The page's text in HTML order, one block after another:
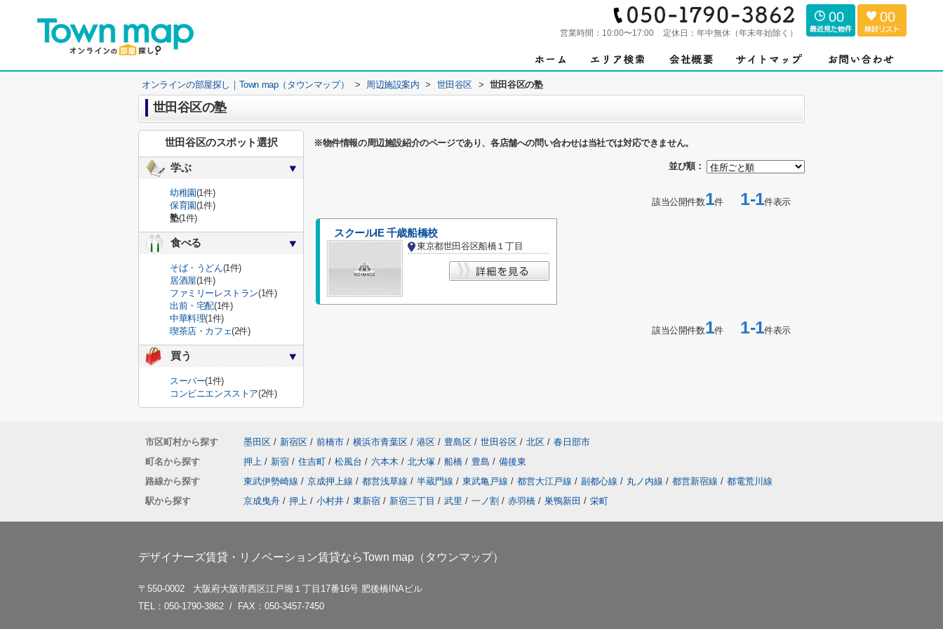
営業時間： 10:00〜17:00 定休日： 年中無休（年末年始除く）
00 00
オンラインの部屋探し｜Town map（タウンマップ） > 周辺施設案内 > 世田谷区 > 世田谷区の塾
世田谷区の塾
※物件情報の周辺施設紹介のページであり、各店舗への問い合わせは当社では対応できません。
並び順：
該当公開件数1件1-1件表示
スクールIE 千歳船橋校
東京都世田谷区船橋１丁目
該当公開件数1件1-1件表示
世田谷区のスポット選択
学ぶ
幼稚園(1件)
保育園(1件)
塾(1件)
食べる
そば・うどん(1件)
居酒屋(1件)
ファミリーレストラン(1件)
出前・宅配(1件)
中華料理(1件)
喫茶店・カフェ(2件)
買う
スーパー(1件)
コンビニエンスストア(2件)
市区町村から探す 墨田区 / 新宿区 / 前橋市 / 横浜市青葉区 / 港区 / 豊島区 / 世田谷区 / 北区 / 春日部市
町名から探す
押上 / 新宿 / 住吉町 / 松風台 / 六本木 / 北大塚 / 船橋 / 豊島 / 備後東
路線から探す
東武伊勢崎線 / 京成押上線 / 都営浅草線 / 半蔵門線 / 東武亀戸線 / 都営大江戸線 / 副都心線 / 丸ノ内線 / 都営新宿線 / 都電荒川線
駅から探す
京成曳舟 / 押上 / 小村井 / 東新宿 / 新宿三丁目 / 武里 / 一ノ割 / 赤羽橋 / 巣鴨新田 / 栄町
デザイナーズ賃貸・リノベーション賃貸ならTown map（タウンマップ）
〒550-0002 大阪府大阪市西区江戸堀１丁目17番16号 肥後橋INAビル
TEL：050-1790-3862 / FAX：050-3457-7450